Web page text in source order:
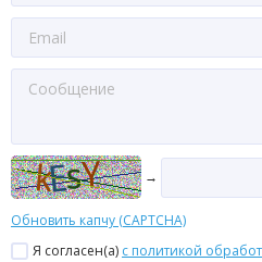
→
Обновить капчу (CAPTCHA)
Я согласен(a) с политикой